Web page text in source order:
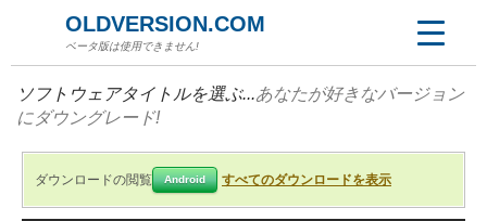
OLDVERSION.COM
ベータ版は使用できません!
ソフトウェアタイトルを選ぶ...あなたが好きなバージョン
にダウングレード!
ダウンロードの閲覧 Android すべてのダウンロードを表示